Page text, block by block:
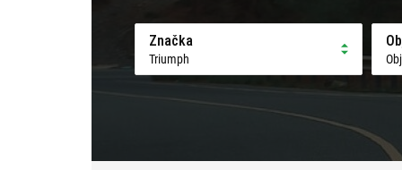
Značka
Triumph